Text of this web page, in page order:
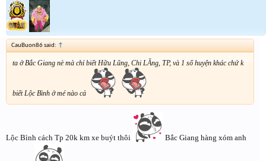
CauBuon86 said: ↑
ta ở Bắc Giang nè mà chỉ biết Hữu Lũng, Chi LĂng, TP, và 1 số huyện khác chứ k
biết Lộc Bình ở mé nào cả
Lộc Bình cách Tp 20k km xe buýt thôi Bắc Giang hàng xóm anh